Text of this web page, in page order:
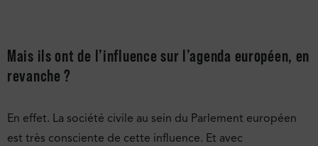
Mais ils ont de l’influence sur l’agenda européen, en
revanche ?
En effet. La société civile au sein du Parlement européen
est très consciente de cette influence. Et avec